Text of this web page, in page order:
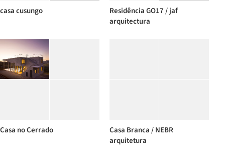
casa cusungo
Residência GO17 / jaf
arquitectura
Casa no Cerrado
Casa Branca / NEBR
arquitetura